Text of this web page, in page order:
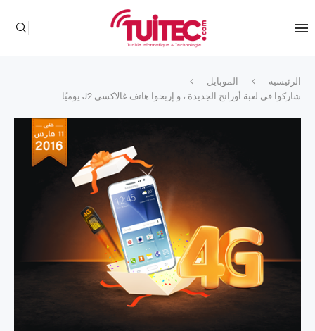
الرئيسية
الموبايل
شاركوا في لعبة أورانج الجديدة ، و إربحوا هاتف غالاكسي J2 يوميّا